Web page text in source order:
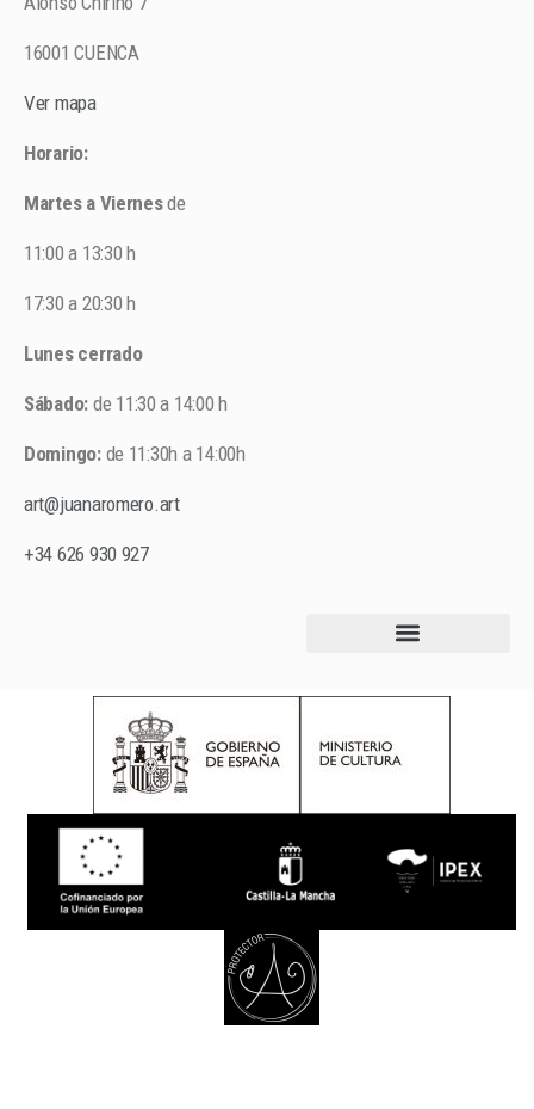
16001 CUENCA
Ver mapa
Horario:
Martes a Viernesde
11:00 a 13:30 h
17:30 a 20:30 h
Lunes cerrado
Sábado: de 11:30 a 14:00 h
Domingo:de 11:30h a 14:00h
art@juanaromero.art
+34 626 930 927